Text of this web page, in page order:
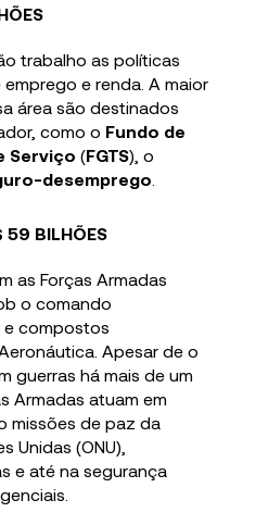
trabalho as políticas
e renda. A maior
área são destinados
como o Fundo de
Serviço(FGTS), o
desemprego
59 BILHÕES
as Forças Armadas
o comando
e compostos
Apesar de o
guerras há mais de um
Armadas atuam em
missões de paz da
Unidas (ONU),
e até na segurança